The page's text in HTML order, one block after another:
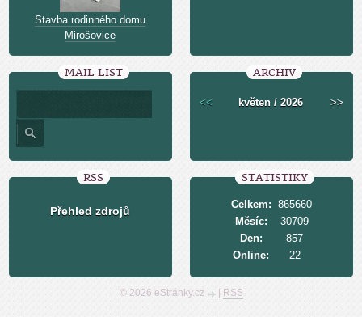
Stavba rodinného domu
Mirošovice
MAIL LIST ARCHIV
<< květen / 2026 >>
RSS
Přehled zdrojů
STATISTIKY
Online: 22
Celkem: 865660
Měsíc:
30709
Den:
857
© 2026 eStránky.cz RSS